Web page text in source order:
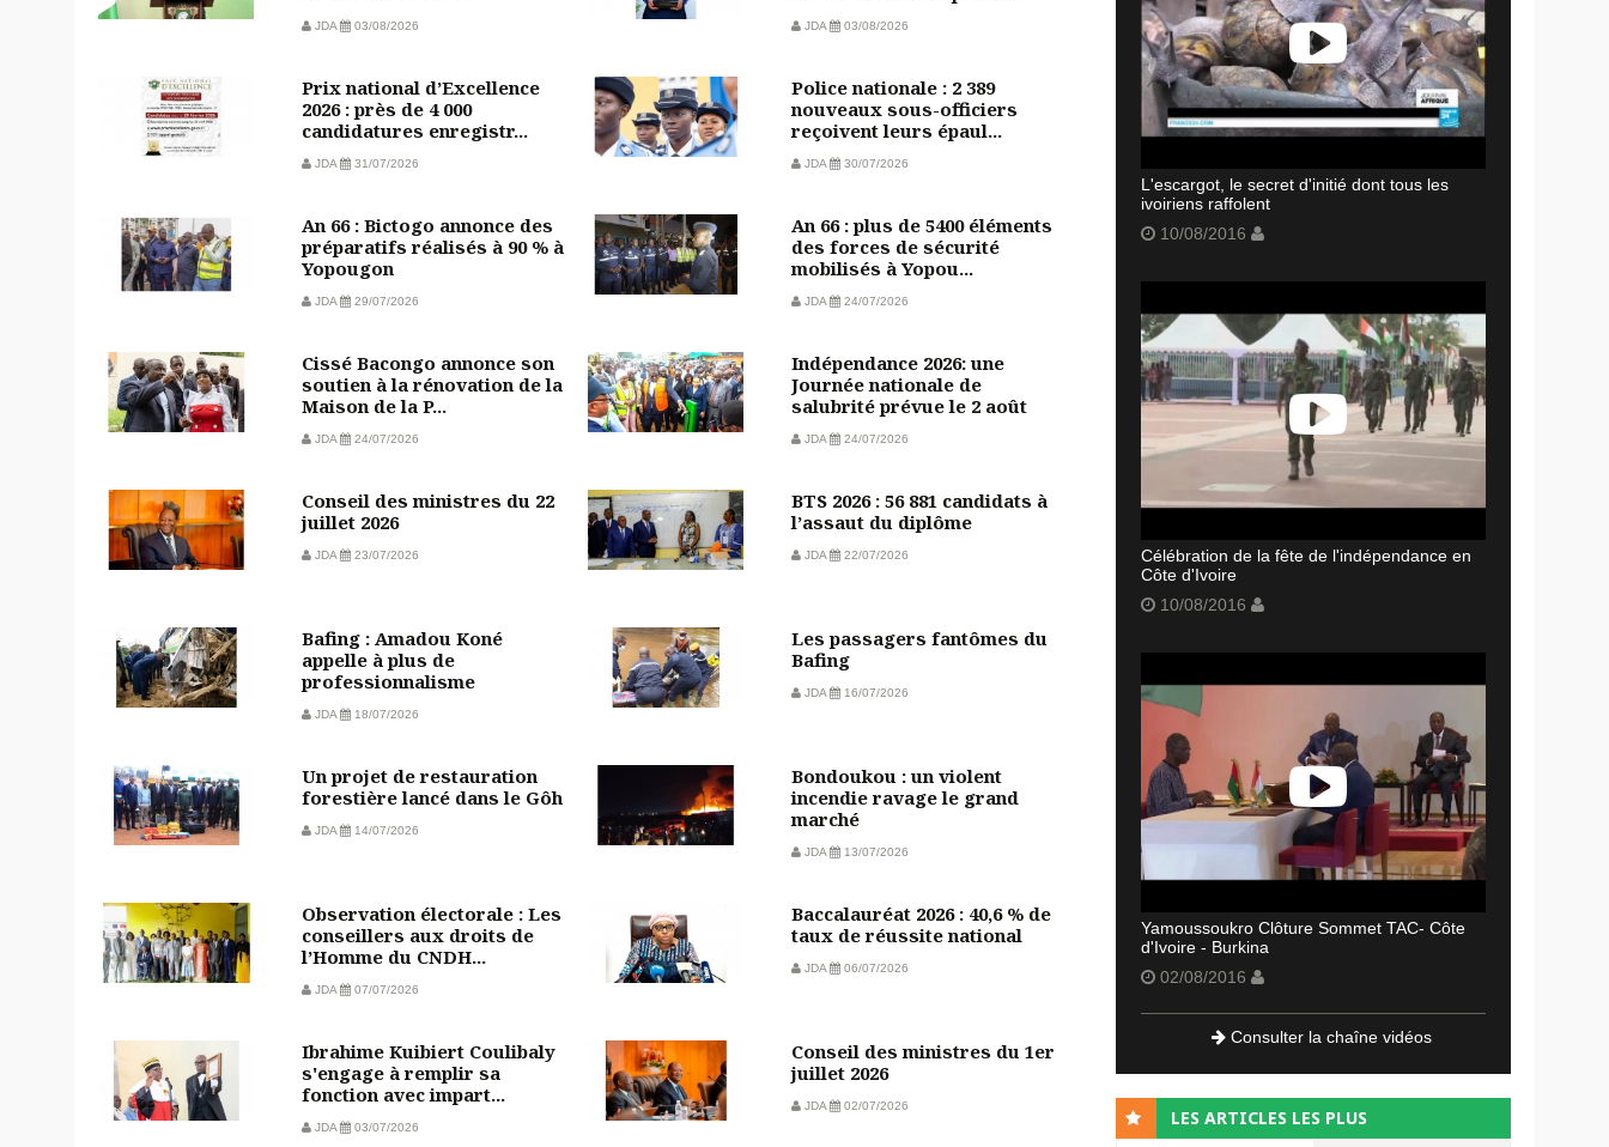
JDA 03/08/2026 JDA 03/08/2026
Prix national d’Excellence
2026 : près de 4 000
candidatures enregistr...
JDA 31/07/2026
Police nationale : 2 389
nouveaux sous-officiers
reçoivent leurs épaul...
JDA 30/07/2026
An 66 : Bictogo annonce des
préparatifs réalisés à 90 % à
Yopougon
JDA 29/07/2026
An 66 : plus de 5400 éléments
des forces de sécurité
mobilisés à Yopou...
JDA 24/07/2026
Cissé Bacongo annonce son
soutien à la rénovation de la
Maison de la P...
JDA 24/07/2026
Indépendance 2026: une
Journée nationale de
salubrité prévue le 2 août
JDA 24/07/2026
Conseil des ministres du 22
juillet 2026
JDA 23/07/2026
BTS 2026 : 56 881 candidats à
l’assaut du diplôme
JDA 22/07/2026
Bafing : Amadou Koné
appelle à plus de
professionnalisme
JDA 18/07/2026
Les passagers fantômes du
Bafing
JDA 16/07/2026
Un projet de restauration
forestière lancé dans le Gôh
JDA 14/07/2026
Bondoukou : un violent
incendie ravage le grand
marché
JDA 13/07/2026
Observation électorale : Les
conseillers aux droits de
l’Homme du CNDH...
JDA 07/07/2026
Baccalauréat 2026 : 40,6 % de
taux de réussite national
JDA 06/07/2026
Ibrahime Kuibiert Coulibaly
s'engage à remplir sa
fonction avec impart...
JDA 03/07/2026
Conseil des ministres du 1er
juillet 2026
JDA 02/07/2026
L'escargot, le secret d'initié dont tous les
ivoiriens raffolent
10/08/2016
Célébration de la fête de l'indépendance en
Côte d'Ivoire
10/08/2016
Yamoussoukro Clôture Sommet TAC- Côte
d'Ivoire - Burkina
02/08/2016
Consulter la chaîne vidéos
LES ARTICLES LES PLUS